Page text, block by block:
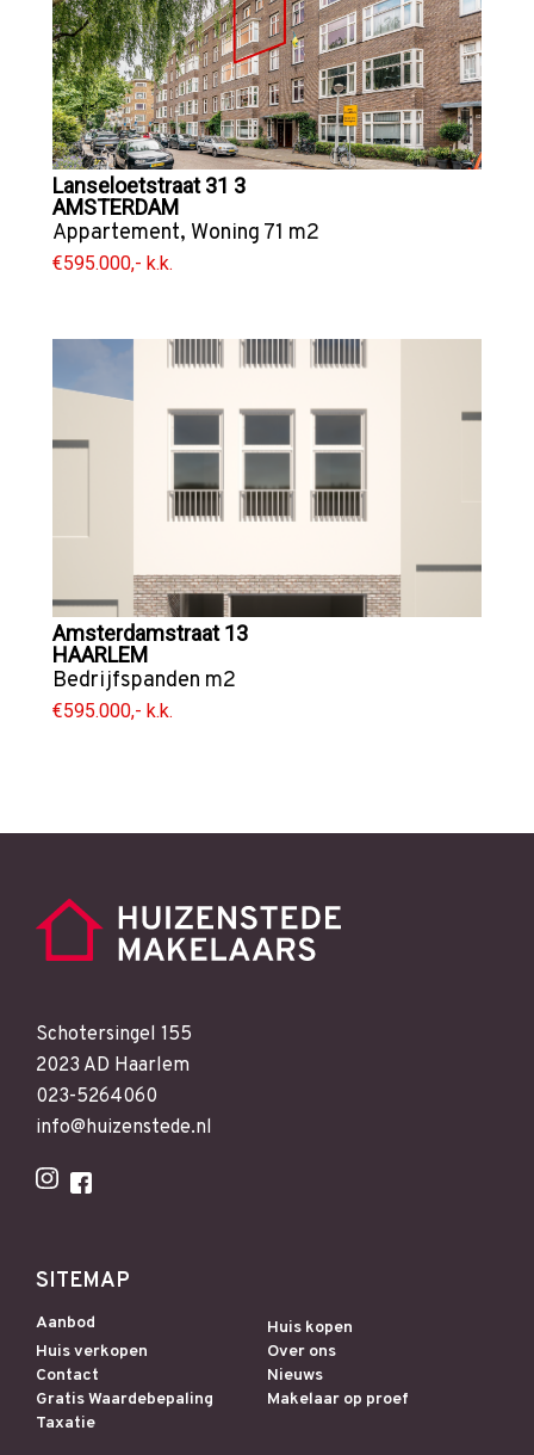
Lanseloetstraat 31 3
AMSTERDAM
Appartement, Woning 71 m2
€595.000,- k.k.
Amsterdamstraat 13
HAARLEM
Bedrijfspanden m2
€595.000,- k.k.
Schotersingel 155
2023 AD Haarlem
023-5264060
info@huizenstede.nl
SITEMAP
Aanbod
Huis kopen
Huis verkopen
Over ons
Contact
Nieuws
Gratis Waardebepaling
Makelaar op proef
Taxatie